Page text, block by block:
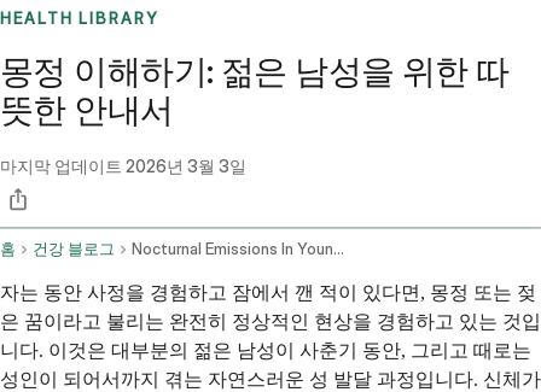
HEALTH LIBRARY
몽정 이해하기: 젊은 남성을 위한 따
뜻한 안내서
마지막 업데이트 2026년 3월 3일
홈 건강 블로그 Nocturnal Emissions In Young Males Facts Concerns And Health
자는 동안 사정을 경험하고 잠에서 깬 적이 있다면, 몽정 또는 젖
은 꿈이라고 불리는 완전히 정상적인 현상을 경험하고 있는 것입
니다. 이것은 대부분의 젊은 남성이 사춘기 동안, 그리고 때로는
성인이 되어서까지 겪는 자연스러운 성 발달 과정입니다. 신체가